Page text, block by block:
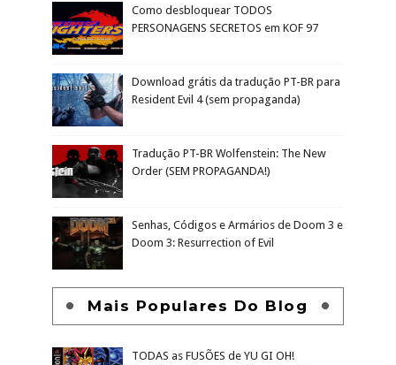
Como desbloquear TODOS
PERSONAGENS SECRETOS em KOF 97
Download grátis da tradução PT-BR para
Resident Evil 4 (sem propaganda)
Tradução PT-BR Wolfenstein: The New
Order (SEM PROPAGANDA!)
Senhas, Códigos e Armários de Doom 3 e
Doom 3: Resurrection of Evil
Mais Populares Do Blog
TODAS as FUSÕES de YU GI OH!